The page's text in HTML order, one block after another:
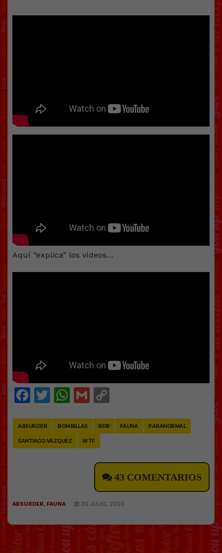
Aquí “explica” los vídeos…
Facebook
Twitter
WhatsApp
Gmail
ABSURDER BOMBILLAS BS18 FAUNA PARANORMAL
SANTIAGO VÁZQUEZ WTF
43 COMENTARIOS
ABSURDER, FAUNA 30 JULIO, 2020